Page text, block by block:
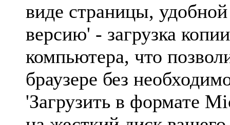
виде страницы,
версию' - загрузка
компьютера, что
браузере без
'Загрузить в формате